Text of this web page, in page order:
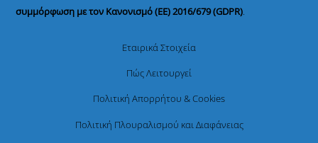
συμμόρφωση με τον Κανονισμό (ΕΕ) 2016/679 (GDPR).
Εταιρικά Στοιχεία
Πώς Λειτουργεί
Πολιτική Απορρήτου & Cookies
Πολιτική Πλουραλισμού και Διαφάνειας